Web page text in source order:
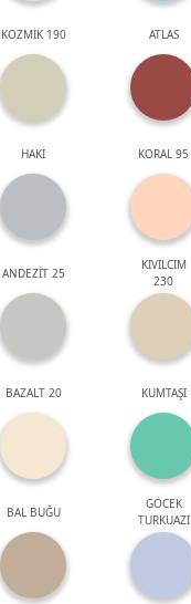
KOZMİK 190 ATLAS
HAKİ KORAL 95
ANDEZİT 25
KIVILCIM
230
BAZALT 20 KUMTAŞI
BAL BUĞU
GÖCEK
TURKUAZI